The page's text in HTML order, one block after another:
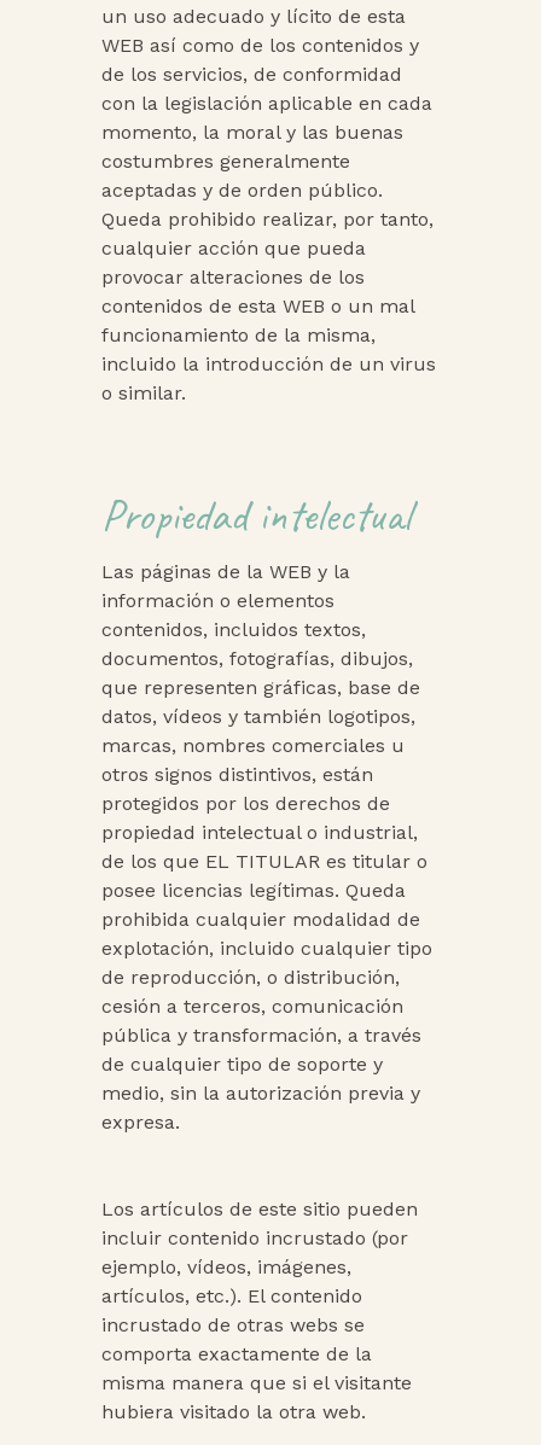
un uso adecuado y lícito de esta
WEB así como de los contenidos y
de los servicios, de conformidad
con la legislación aplicable en cada
momento, la moral y las buenas
costumbres generalmente
aceptadas y de orden público.
Queda prohibido realizar, por tanto,
cualquier acción que pueda
provocar alteraciones de los
contenidos de esta WEB o un mal
funcionamiento de la misma,
incluido la introducción de un virus
o similar.
Propiedad intelectual
Las páginas de la WEB y la
información o elementos
contenidos, incluidos textos,
documentos, fotografías, dibujos,
que representen gráficas, base de
datos, vídeos y también logotipos,
marcas, nombres comerciales u
otros signos distintivos, están
protegidos por los derechos de
propiedad intelectual o industrial,
de los que EL TITULAR es titular o
posee licencias legítimas. Queda
prohibida cualquier modalidad de
explotación, incluido cualquier tipo
de reproducción, o distribución,
cesión a terceros, comunicación
pública y transformación, a través
de cualquier tipo de soporte y
medio, sin la autorización previa y
expresa.
Los artículos de este sitio pueden
incluir contenido incrustado (por
ejemplo, vídeos, imágenes,
artículos, etc.). El contenido
incrustado de otras webs se
comporta exactamente de la
misma manera que si el visitante
hubiera visitado la otra web.